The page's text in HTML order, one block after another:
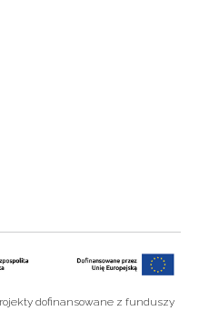
dofinansowane z funduszy